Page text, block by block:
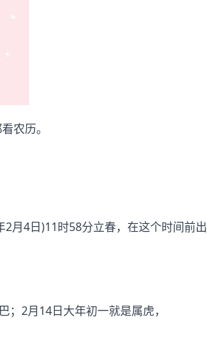
农历。
月4日)11时58分立春，在这个时间前出
2月14日大年初一就是属虎，